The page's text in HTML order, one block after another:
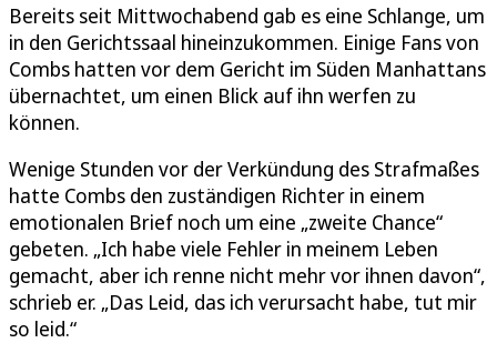
Bereits seit Mittwochabend gab es eine Schlange, um
in den Gerichtssaal hineinzukommen. Einige Fans von
Combs hatten vor dem Gericht im Süden Manhattans
übernachtet, um einen Blick auf ihn werfen zu
können.
Wenige Stunden vor der Verkündung des Strafmaßes
hatte Combs den zuständigen Richter in einem
emotionalen Brief noch um eine „zweite Chance“
gebeten. „Ich habe viele Fehler in meinem Leben
gemacht, aber ich renne nicht mehr vor ihnen davon“,
schrieb er. „Das Leid, das ich verursacht habe, tut mir
so leid.“